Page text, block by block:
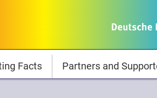
Facts Partners and